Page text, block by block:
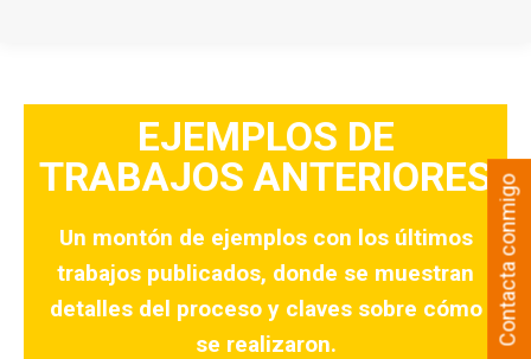
EJEMPLOS DE
TRABAJOS ANTERIORES
Un montón de ejemplos con los últimos
trabajos publicados, donde se muestran
detalles del proceso y claves sobre cómo
se realizaron.
Contacta conmigo